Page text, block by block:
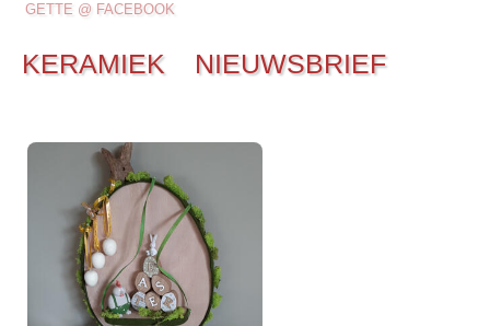
GETTE @ FACEBOOK
KERAMIEK NIEUWSBRIEF